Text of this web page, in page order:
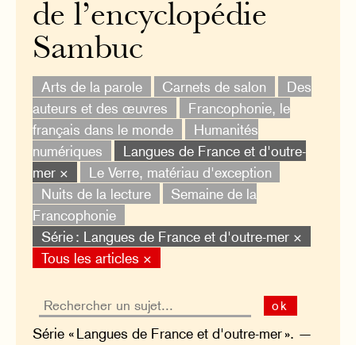
de l’encyclopédie
Sambuc
Arts de la parole Carnets de salon
Des
auteurs et des œuvres
Francophonie, le
français dans le monde
Humanités
numériques
Langues de France et d'outre-
mer ×
Le Verre, matériau d'exception
Nuits de la lecture
Semaine de la
Francophonie
Série : Langues de France et d'outre-mer ×
Tous les articles ×
ok
Série « Langues de France et d'outre-mer ». —